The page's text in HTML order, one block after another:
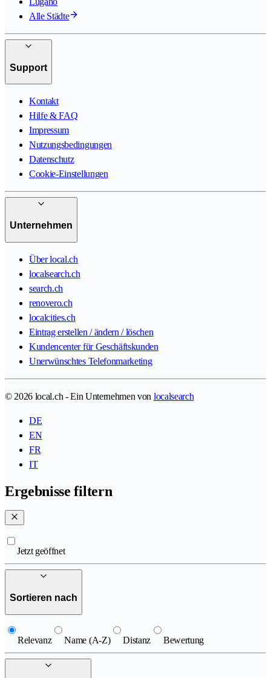
Alle Städte
Support
Kontakt
Hilfe & FAQ
Impressum
Nutzungsbedingungen
Datenschutz
Cookie-Einstellungen
Unternehmen
Über local.ch
localsearch.ch
search.ch
renovero.ch
localcities.ch
Eintrag erstellen / ändern / löschen
Kundencenter für Geschäftskunden
Unerwünschtes Telefonmarketing
© 2026 local.ch - Ein Unternehmen von localsearch
DE
EN
FR
IT
Ergebnisse filtern
Jetzt geöffnet
Sortieren nach
Relevanz Name (A-Z) Distanz Bewertung